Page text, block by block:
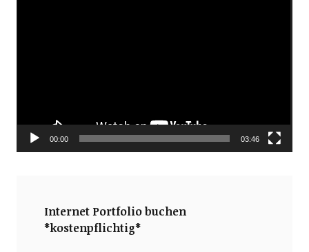
00:00 03:46
Internet Portfolio buchen
*kostenpflichtig*